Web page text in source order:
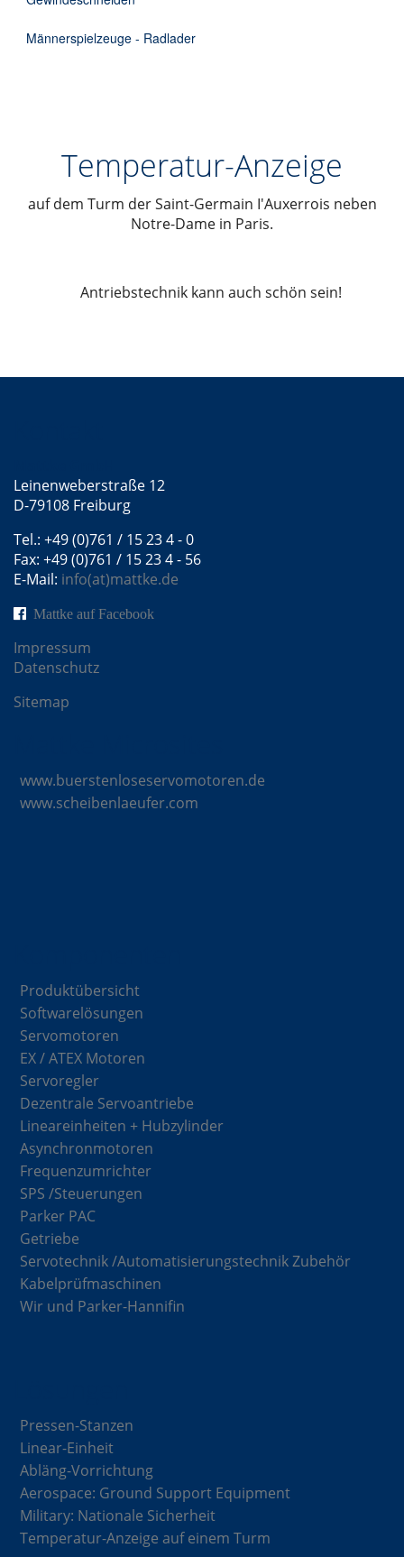
Männerspielzeuge - Radlader
Temperatur-Anzeige
auf dem Turm der Saint-Germain I'Auxerrois neben
Notre-Dame in Paris.
Antriebstechnik kann auch schön sein!
Leinenweberstraße 12
D-79108 Freiburg
Tel.: +49 (0)761 / 15 23 4 - 0
Fax: +49 (0)761 / 15 23 4 - 56
E-Mail: info(at)mattke.de
Mattke auf Facebook
Impressum
Datenschutz
Sitemap
www.buerstenloseservomotoren.de
www.scheibenlaeufer.com
Produktübersicht
Softwarelösungen
Servomotoren
EX / ATEX Motoren
Servoregler
Dezentrale Servoantriebe
Lineareinheiten + Hubzylinder
Asynchronmotoren
Frequenzumrichter
SPS /Steuerungen
Parker PAC
Getriebe
Servotechnik /Automatisierungstechnik Zubehör
Kabelprüfmaschinen
Wir und Parker-Hannifin
Pressen-Stanzen
Linear-Einheit
Abläng-Vorrichtung
Aerospace: Ground Support Equipment
Military: Nationale Sicherheit
Temperatur-Anzeige auf einem Turm